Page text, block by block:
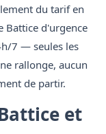
du tarif en
Battice d'urgence
7 — seules les
rallonge, aucun
de partir.
et